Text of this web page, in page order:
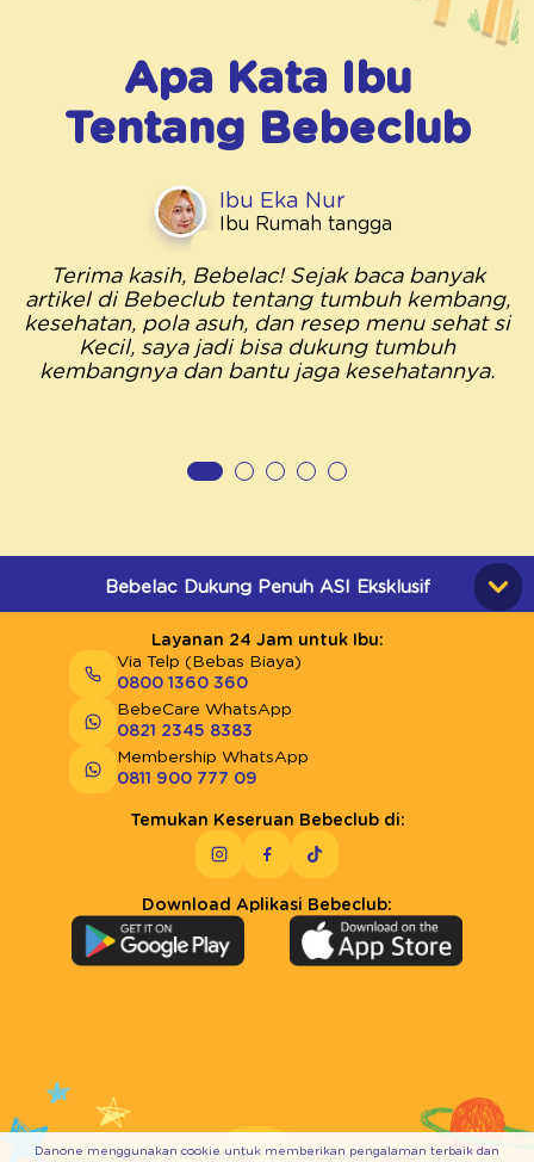
Apa Kata Ibu
Tentang Bebeclub
Ibu Eka Nur
Ibu Rumah tangga
Terima kasih, Bebelac! Sejak baca banyak
artikel di Bebeclub tentang tumbuh kembang,
kesehatan, pola asuh, dan resep menu sehat si
Kecil, saya jadi bisa dukung tumbuh
kembangnya dan bantu jaga kesehatannya.
Bebelac Dukung Penuh ASI Eksklusif
Layanan 24 Jam untuk Ibu:
Via Telp (Bebas Biaya)
0800 1360 360
BebeCare WhatsApp
0821 2345 8383
Membership WhatsApp
0811 900 777 09
Temukan Keseruan Bebeclub di:
Download Aplikasi Bebeclub:
Syarat & Ketentuan Kebijakan Privasi
Danone menggunakan cookie untuk memberikan pengalaman terbaik dan